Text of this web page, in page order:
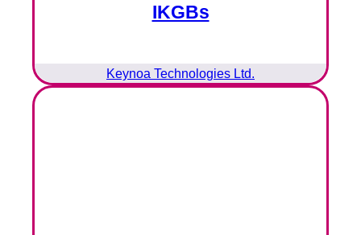
IKGBs
Keynoa Technologies Ltd.